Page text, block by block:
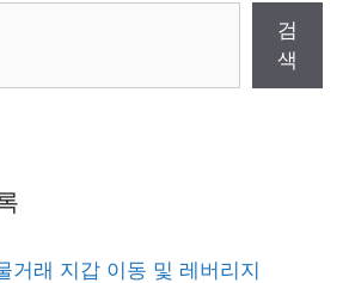
검
색
거래 지갑 이동 및 레버리지